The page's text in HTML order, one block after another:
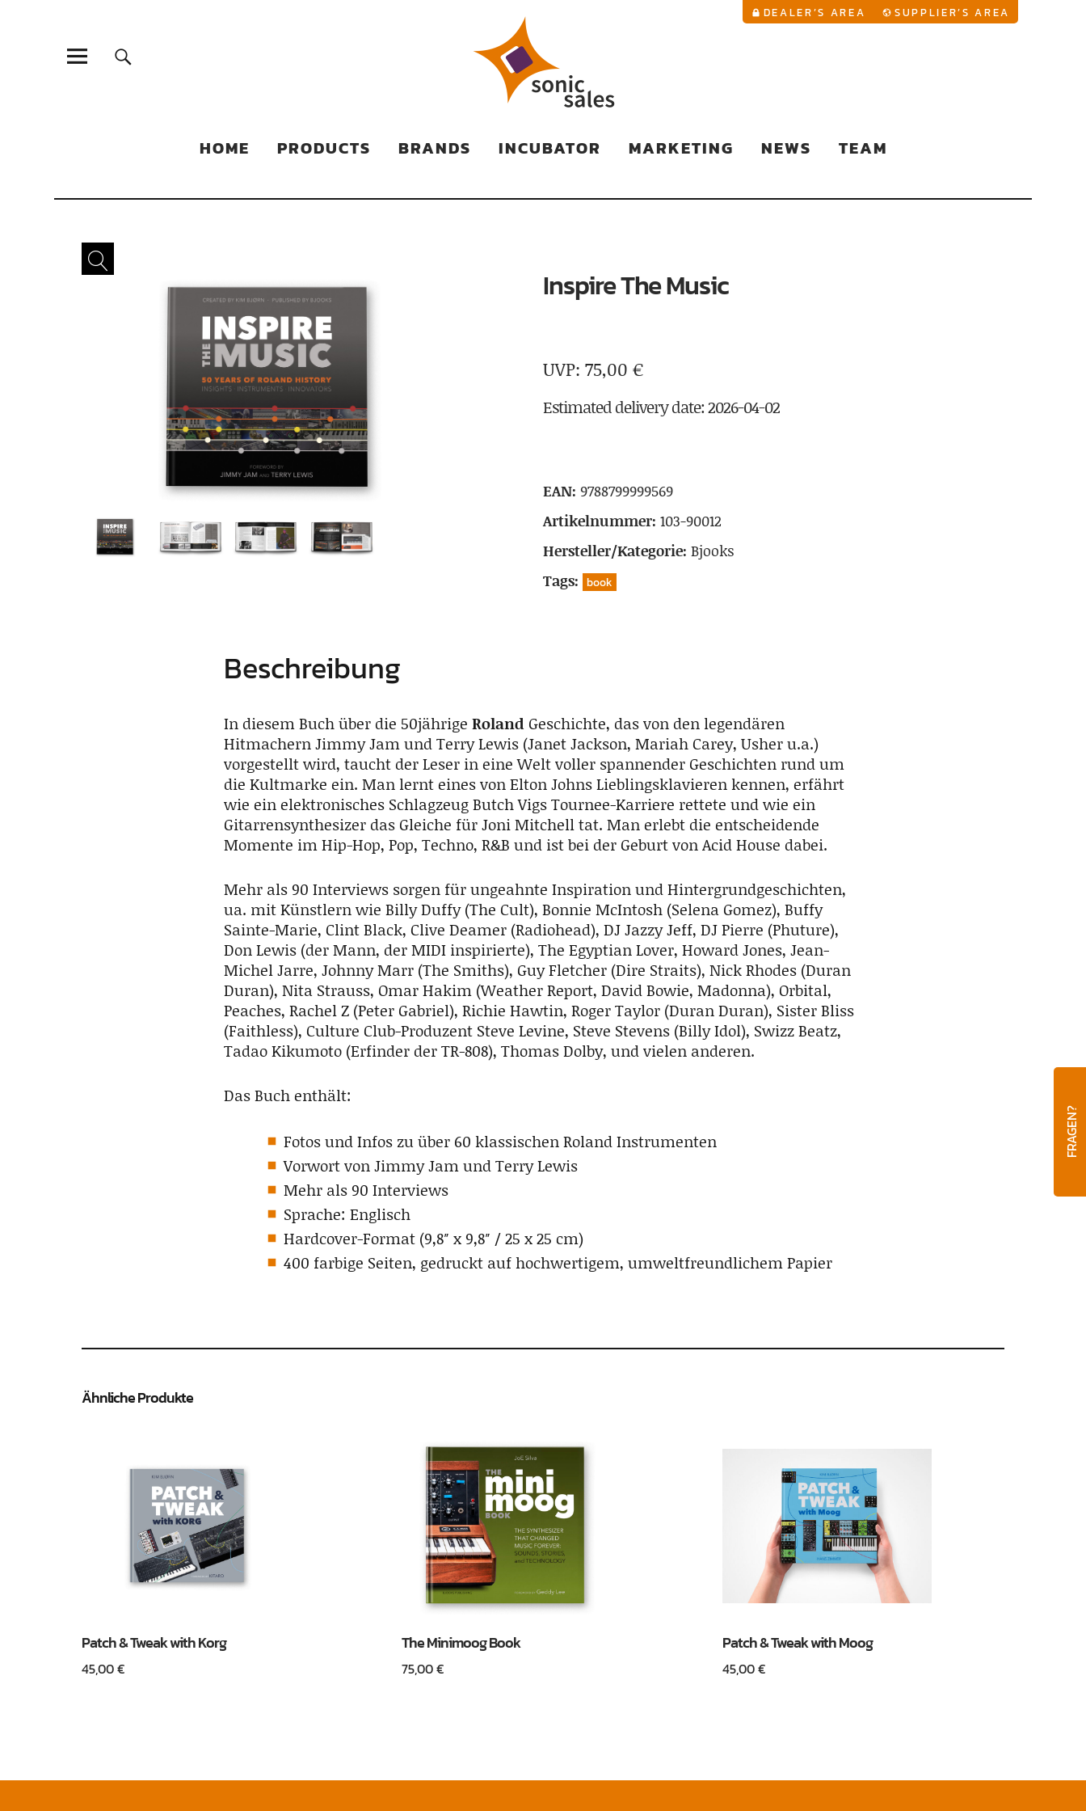
Sonic Sales
DEALER’S AREA SUPPLIER’S AREA
HOME PRODUCTS BRANDS INCUBATOR MARKETING NEWS TEAM
FRAGEN?
Inspire The Music
75,00 €
Estimated delivery date: 2026-04-02
EAN: 9788799999569
Artikelnummer: 103-90012
Hersteller/Kategorie: Bjooks
Tags: book
Beschreibung
In diesem Buch über die 50jährige Roland Geschichte, das von den legendären
Hitmachern Jimmy Jam und Terry Lewis (Janet Jackson, Mariah Carey, Usher u.a.)
vorgestellt wird, taucht der Leser in eine Welt voller spannender Geschichten rund um
die Kultmarke ein. Man lernt eines von Elton Johns Lieblingsklavieren kennen, erfährt
wie ein elektronisches Schlagzeug Butch Vigs Tournee-Karriere rettete und wie ein
Gitarrensynthesizer das Gleiche für Joni Mitchell tat. Man erlebt die entscheidende
Momente im Hip-Hop, Pop, Techno, R&B und ist bei der Geburt von Acid House dabei.
Mehr als 90 Interviews sorgen für ungeahnte Inspiration und Hintergrundgeschichten,
ua. mit Künstlern wie Billy Duffy (The Cult), Bonnie McIntosh (Selena Gomez), Buffy
Sainte-Marie, Clint Black, Clive Deamer (Radiohead), DJ Jazzy Jeff, DJ Pierre (Phuture),
Don Lewis (der Mann, der MIDI inspirierte), The Egyptian Lover, Howard Jones, Jean-
Michel Jarre, Johnny Marr (The Smiths), Guy Fletcher (Dire Straits), Nick Rhodes (Duran
Duran), Nita Strauss, Omar Hakim (Weather Report, David Bowie, Madonna), Orbital,
Peaches, Rachel Z (Peter Gabriel), Richie Hawtin, Roger Taylor (Duran Duran), Sister Bliss
(Faithless), Culture Club-Produzent Steve Levine, Steve Stevens (Billy Idol), Swizz Beatz,
Tadao Kikumoto (Erfinder der TR-808), Thomas Dolby, und vielen anderen.
Das Buch enthält:
Fotos und Infos zu über 60 klassischen Roland Instrumenten
Vorwort von Jimmy Jam und Terry Lewis
Mehr als 90 Interviews
Sprache: Englisch
Hardcover-Format (9,8″ x 9,8″ / 25 x 25 cm)
400 farbige Seiten, gedruckt auf hochwertigem, umweltfreundlichem Papier
Ähnliche Produkte
Patch & Tweak with Korg
45,00€
The Minimoog Book
75,00€
Patch & Tweak with Moog
45,00€